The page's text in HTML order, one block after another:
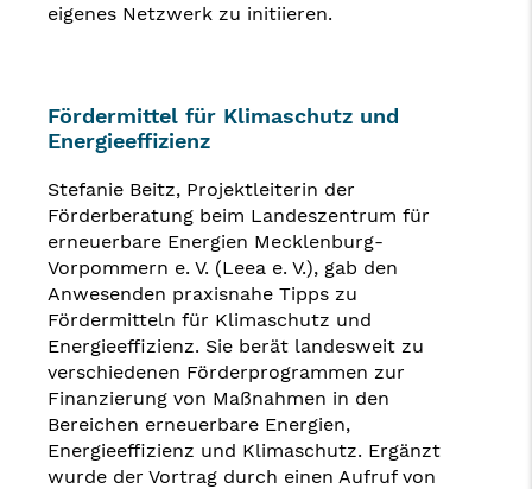
eigenes Netzwerk zu initiieren.
Fördermittel für Klimaschutz und
Energieeffizienz
Stefanie Beitz, Projektleiterin der
Förderberatung beim Landeszentrum für
erneuerbare Energien Mecklenburg-
Vorpommern e. V. (Leea e. V.), gab den
Anwesenden praxisnahe Tipps zu
Fördermitteln für Klimaschutz und
Energieeffizienz. Sie berät landesweit zu
verschiedenen Förderprogrammen zur
Finanzierung von Maßnahmen in den
Bereichen erneuerbare Energien,
Energieeffizienz und Klimaschutz. Ergänzt
wurde der Vortrag durch einen Aufruf von